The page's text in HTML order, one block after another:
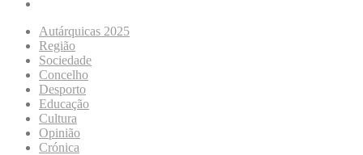
Autárquicas 2025
Região
Sociedade
Concelho
Desporto
Educação
Cultura
Opinião
Crónica